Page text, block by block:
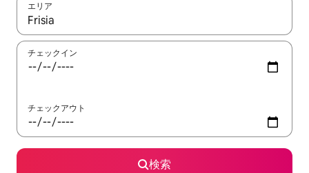
エリア
検索結果が表示されたら、上下の矢印キーを使って移動するか
チェックイン
チェックアウト
検索